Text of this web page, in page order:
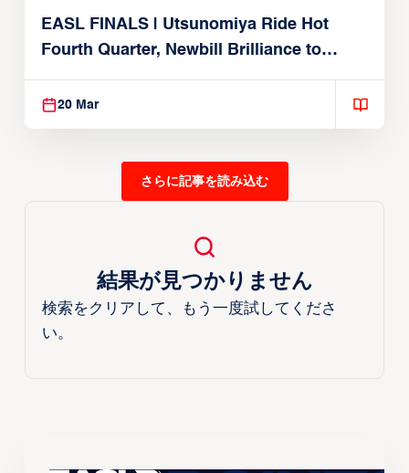
EASL FINALS | Utsunomiya Ride Hot
Fourth Quarter, Newbill Brilliance to
Reach EASL Championship Game
20 Mar
さらに記事を読み込む
結果が見つかりません
検索をクリアして、もう一度試してくださ
い。